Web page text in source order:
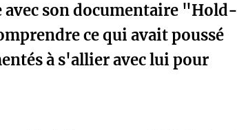
avec son documentaire "Hold-
ce qui avait poussé
à s'allier avec lui pour